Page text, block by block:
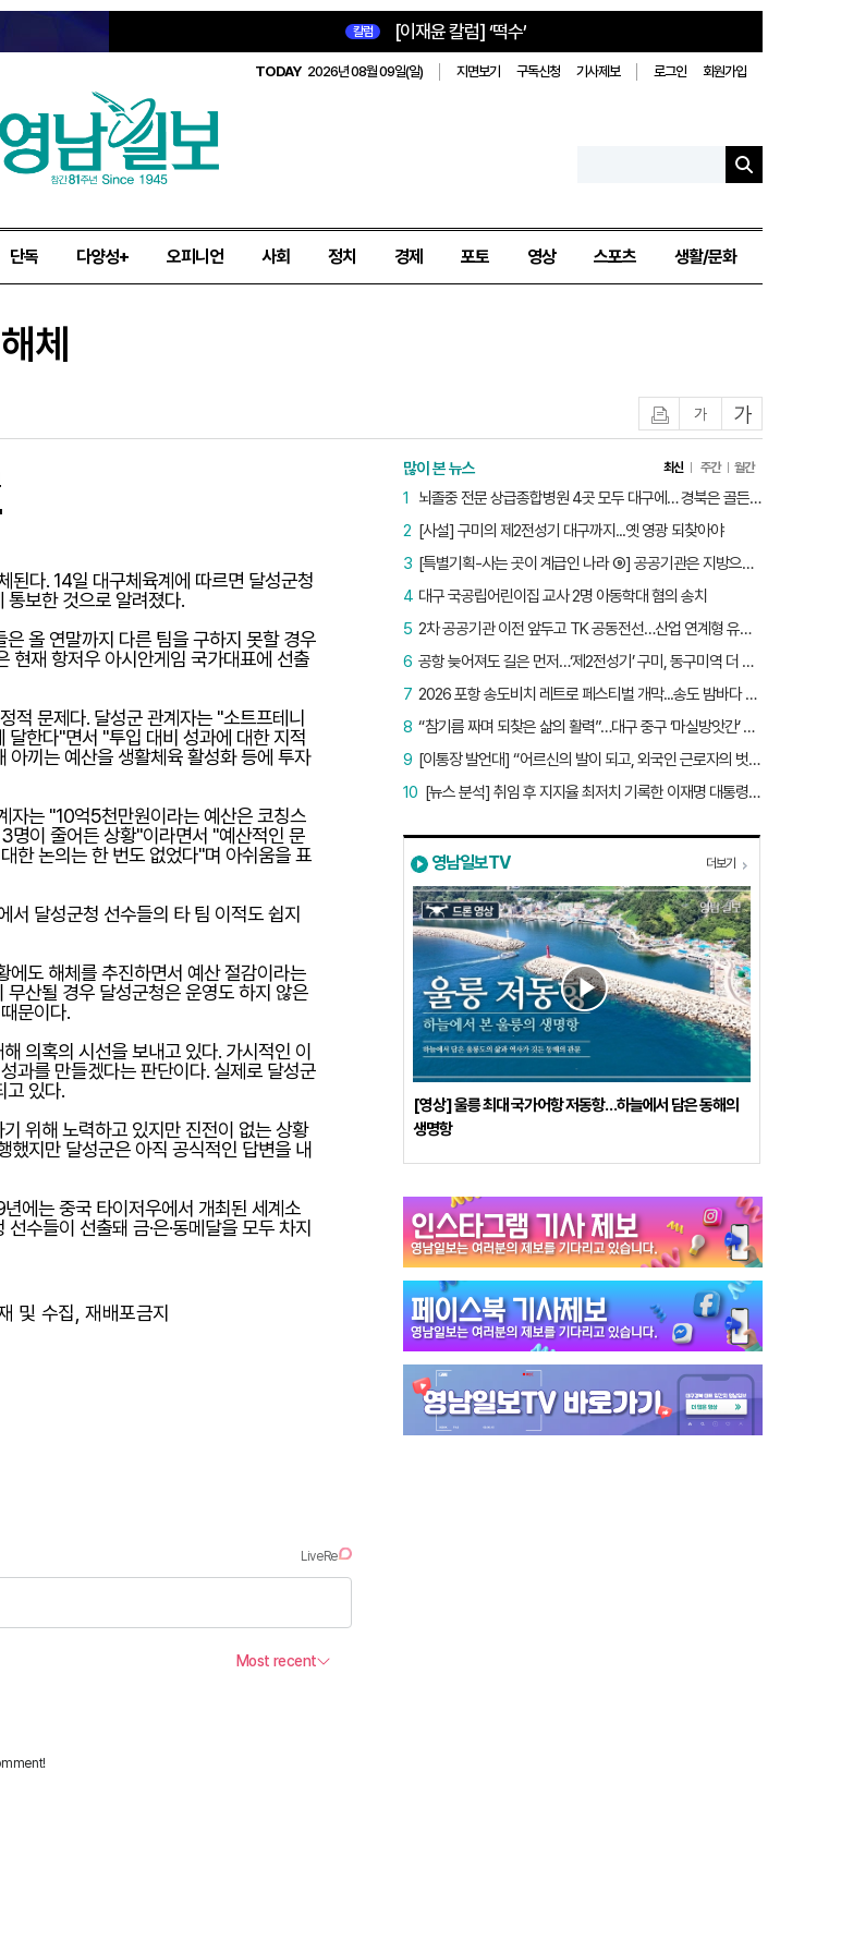
칼럼 [이재윤 칼럼] ‘떡수’
TODAY 2026년 08월 09일(일) 지면보기 구독신청 기사제보 로그인 회원가입
단독 다양성+ 오피니언 사회 정치 경제 포토 영상 스포츠 생활/문화
체
글자작게글자크게
된다. 14일 대구체육계에 따르면 달성군청
통보한 것으로 알려졌다.
올 연말까지 다른 팀을 구하지 못할 경우
현재 항저우 아시안게임 국가대표에 선출
적 문제다. 달성군 관계자는 "소트프테니
한다"면서 "투입 대비 성과에 대한 지적
아끼는 예산을 생활체육 활성화 등에 투자
자는 "10억5천만원이라는 예산은 코칭스
명이 줄어든 상황"이라면서 "예산적인 문
한 논의는 한 번도 없었다"며 아쉬움을 표
달성군청 선수들의 타 팀 이적도 쉽지
도 해체를 추진하면서 예산 절감이라는
산될 경우 달성군청은 운영도 하지 않은
문이다.
의혹의 시선을 보내고 있다. 가시적인 이
과를 만들겠다는 판단이다. 실제로 달성군
고 있다.
위해 노력하고 있지만 진전이 없는 상황
했지만 달성군은 아직 공식적인 답변을 내
에는 중국 타이저우에서 개최된 세계소
수들이 선출돼 금·은·동메달을 모두 차지
및 수집, 재배포금지
많이 본 뉴스 최신 주간 월간
뇌졸중 전문 상급종합병원 4곳 모두 대구에… 경북은 골든타임 사각지대
1
[사설] 구미의 제2전성기 대구까지...옛 영광 되찾아야
2
[특별기획-사는 곳이 계급인 나라 ⑨] 공공기관은 지방으로 왔지만, 그들이 사는 곳은 서울이었다
3
대구 국공립어린이집 교사 2명 아동학대 혐의 송치
4
2차 공공기관 이전 앞두고 TK 공동전선…산업 연계형 유치 승부수
5
공항 늦어져도 길은 먼저…‘제2전성기’ 구미, 동구미역 더 절실
6
2026 포항 송도비치 레트로 페스티벌 개막...송도 밤바다 달군 레트로 열기
7
“참기름 짜며 되찾은 삶의 활력”…대구 중구 ‘마실방앗간’ 어르신들의 인생 2막
8
[이통장 발언대] “어르신의 발이 되고, 외국인 근로자의 벗이 되고”…박상철 이장의 ‘사람 농사’
9
[뉴스 분석] 취임 후 지지율 최저치 기록한 이재명 대통령…왜?
10
영남일보TV 더보기
[영상] 울릉 최대 국가어항 저동항…하늘에서 담은 동해의
생명항